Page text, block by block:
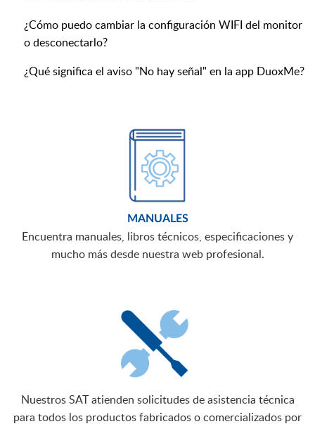
¿Cómo puedo cambiar la configuración WIFI del monitor
o desconectarlo?
¿Qué significa el aviso "No hay señal" en la app DuoxMe?
MANUALES
Encuentra manuales, libros técnicos, especificaciones y
mucho más desde nuestra web profesional.
Nuestros SAT atienden solicitudes de asistencia técnica
para todos los productos fabricados o comercializados por